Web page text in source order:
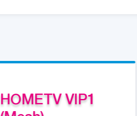
HOMETV VIP1